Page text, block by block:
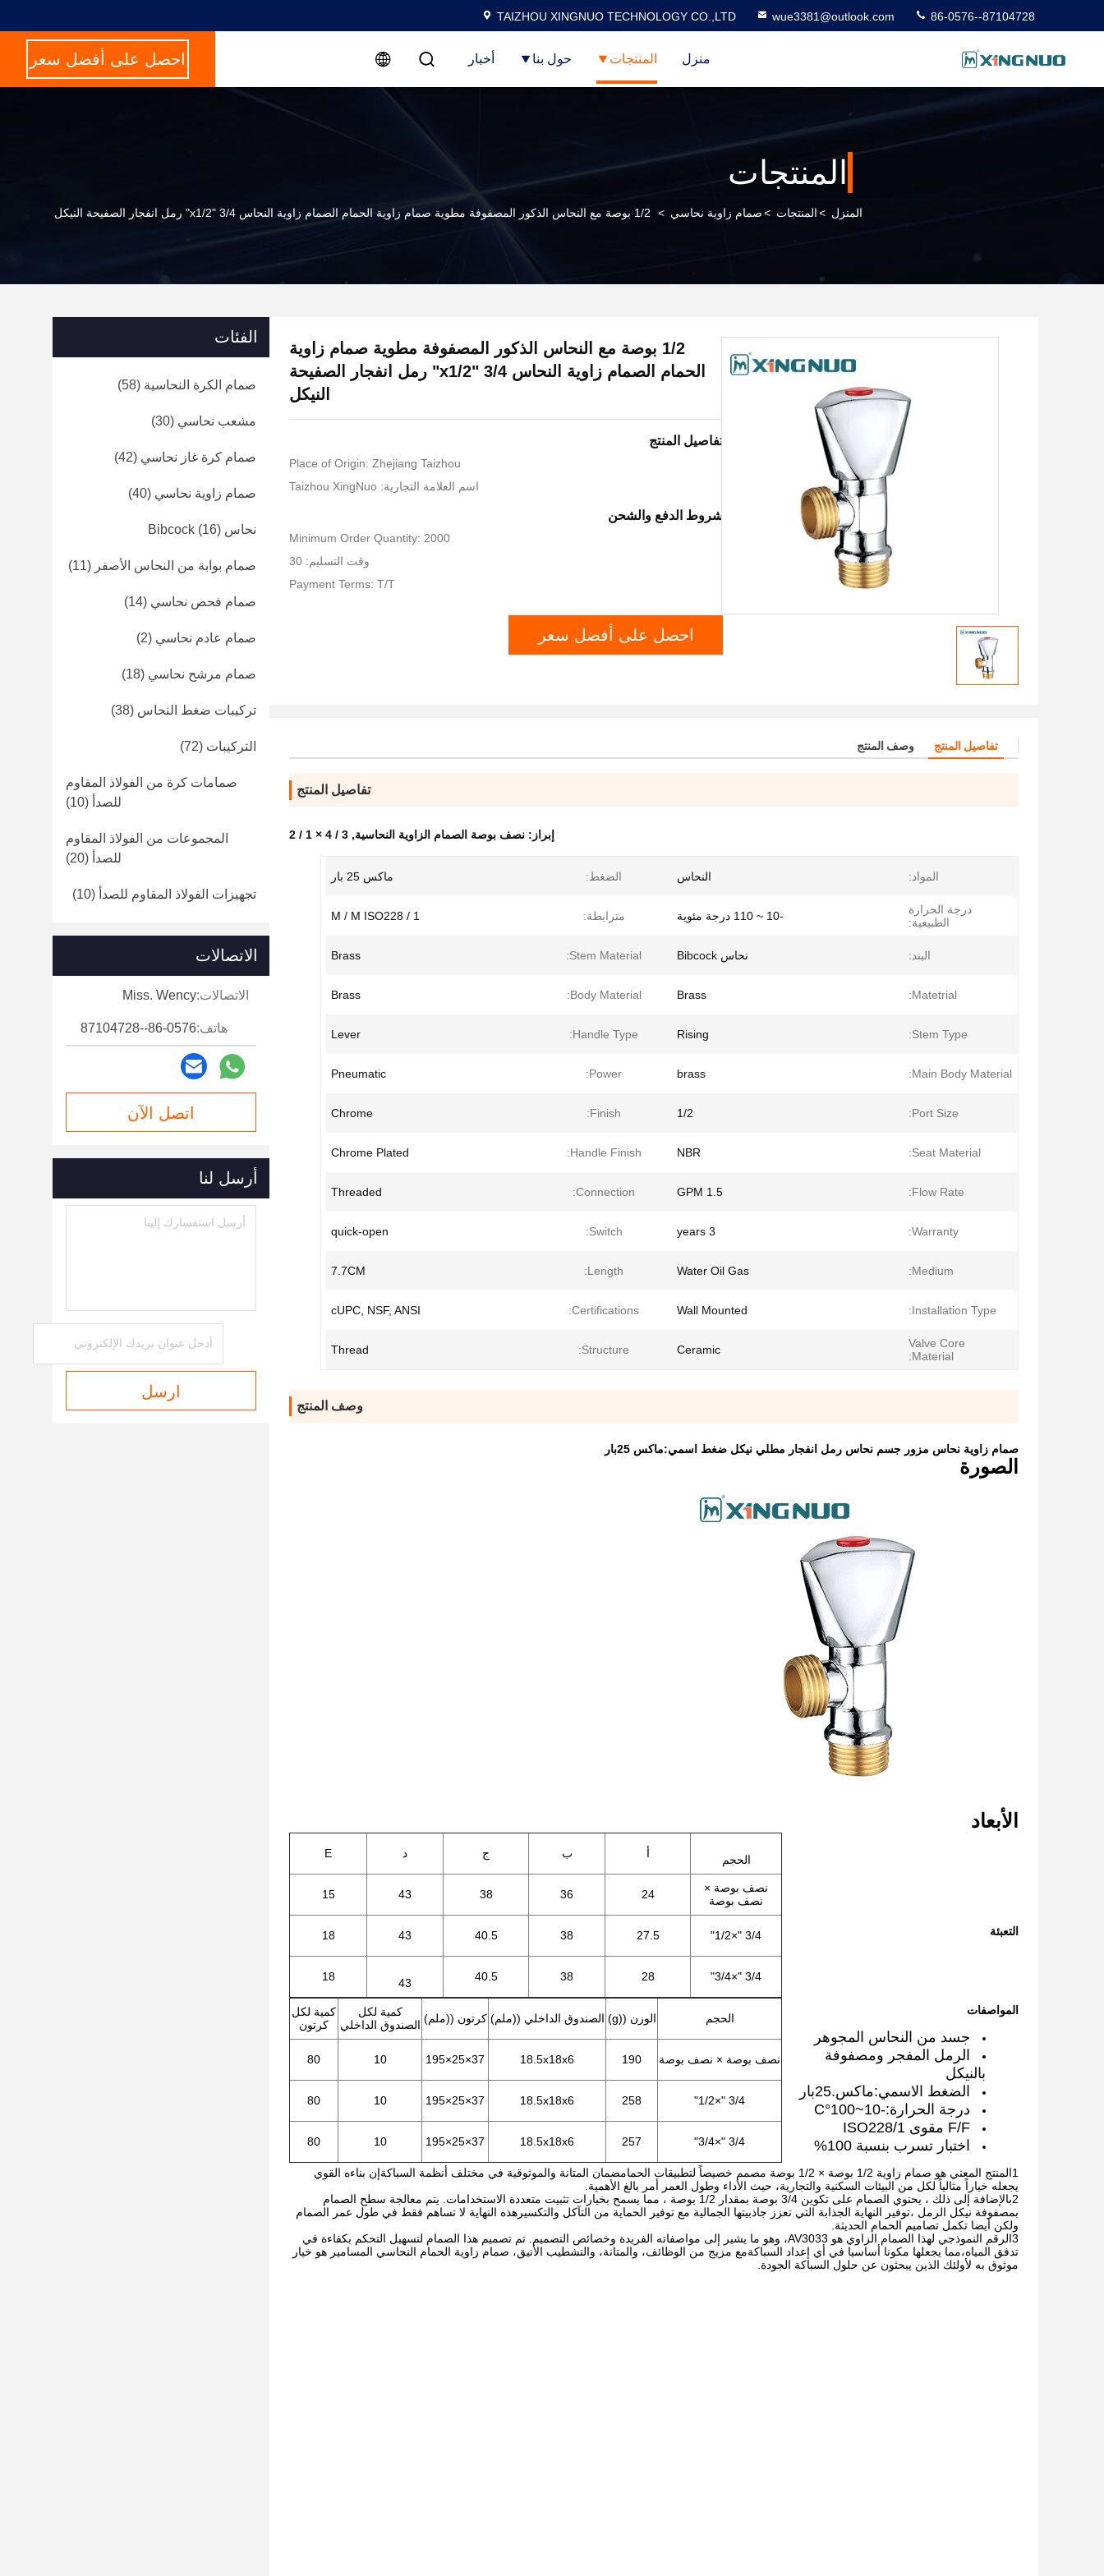
TAIZHOU XINGNUO TECHNOLOGY CO.,LTD wue3381@outlook.com 86-0576--87104728
منزل المنتجات حول بنا أخبار احصل على أفضل سعر
المنتجات
المنزل >المنتجات >صمام زاوية نحاسي > 1/2 بوصة مع النحاس الذكور المصفوفة مطوية صمام زاوية الحمام الصمام زاوية النحاس 3/4 "x1/2" رمل انفجار الصفيحة النيكل
1/2 بوصة مع النحاس الذكور المصفوفة مطوية صمام زاوية
الحمام الصمام زاوية النحاس 3/4 "x1/2" رمل انفجار الصفيحة
النيكل
تفاصيل المنتج
Place of Origin: Zhejiang Taizhou
اسم العلامة التجارية: Taizhou XingNuo
شروط الدفع والشحن
Minimum Order Quantity: 2000
وقت التسليم: 30
Payment Terms: T/T
احصل على أفضل سعر
تفاصيل المنتج وصف المنتج
تفاصيل المنتج
إبراز: نصف بوصة الصمام الزاوية النحاسية,
3 / 4 × 1 / 2
المواد: النحاس الضغط: ماكس 25 بار
درجة الحرارة
الطبيعية:
-10 ~ 110 درجة مئوية مترابطة: M / M ISO228 / 1
البند: نحاس Bibcock Stem Material:
Brass
Matetrial:
Brass
Body Material:
Brass
Stem Type:
Rising
Handle Type:
Lever
Main Body Material:
brass
Power:
Pneumatic
Port Size:
1/2
Finish:
Chrome
Seat Material:
NBR
Handle Finish:
Chrome Plated
Flow Rate:
1.5 GPM
Connection:
Threaded
Warranty:
3 years
Switch:
quick-open
Medium:
Water Oil Gas
Length:
7.7CM
Installation Type:
Wall Mounted
Certifications:
cUPC, NSF, ANSI
Valve Core
Material:
Ceramic
Structure:
Thread
وصف المنتج
صمام زاوية نحاس مزور جسم نحاس رمل انفجار مطلي نيكل ضغط اسمي:ماكس 25بار
الصورة
الأبعاد
الحجم أ ب ج د E
نصف بوصة ×
نصف بوصة
24
36
38
43
15
3/4 "×1/2"
27.5
38
40.5
43
18
3/4 "×3/4"
28
38
40.5
43
18
التعبئة
الحجم الوزن ((g) الصندوق الداخلي ((ملم) كرتون ((ملم)
كمية لكل
الصندوق الداخلي
كمية لكل
كرتون
نصف بوصة × نصف بوصة 190
18.5x18x6
37×25×195
10
80
3/4 "×1/2"
258
18.5x18x6
37×25×195
10
80
3/4 "×3/4"
257
18.5x18x6
37×25×195
10
80
المواصفات
جسد من النحاس المجوهر
الرمل المفجر ومصفوفة
بالنيكل
الضغط الاسمي:ماكس.25بار
درجة الحرارة:-10~100°C
F/F مقوى ISO228/1
اختبار تسرب بنسبة 100%
1المنتج المعني هو صمام زاوية 1/2 بوصة × 1/2 بوصة مصمم خصيصاً لتطبيقات الحمامضمان المتانة والموثوقية في مختلف أنظمة السباكةإن بناءه القوي
يجعله خياراً مثالياً لكل من البيئات السكنية والتجارية، حيث الأداء وطول العمر أمر بالغ الأهمية.
2بالإضافة إلى ذلك ، يحتوي الصمام على تكوين 3/4 بوصة بمقدار 1/2 بوصة ، مما يسمح بخيارات تثبيت متعددة الاستخدامات. يتم معالجة سطح الصمام
بمصفوفة نيكل الرمل ،توفير النهاية الجذابة التي تعزز جاذبيتها الجمالية مع توفير الحماية من التآكل والتكسيرهذه النهاية لا تساهم فقط في طول عمر الصمام
ولكن أيضا تكمل تصاميم الحمام الحديثة.
3الرقم النموذجي لهذا الصمام الزاوي هو AV3033، وهو ما يشير إلى مواصفاته الفريدة وخصائص التصميم. تم تصميم هذا الصمام لتسهيل التحكم بكفاءة في
تدفق المياه،مما يجعلها مكونا أساسيا في أي إعداد السباكةمع مزيج من الوظائف، والمتانة، والتشطيب الأنيق، صمام زاوية الحمام النحاسي المسامير هو خيار
موثوق به لأولئك الذين يبحثون عن حلول السباكة الجودة.
الفئات
صمام الكرة النحاسية (58)
مشعب نحاسي (30)
صمام كرة غاز نحاسي (42)
صمام زاوية نحاسي (40)
نحاس Bibcock (16)
صمام بوابة من النحاس الأصفر (11)
صمام فحص نحاسي (14)
صمام عادم نحاسي (2)
صمام مرشح نحاسي (18)
تركيبات ضغط النحاس (38)
التركيبات (72)
صمامات كرة من الفولاذ المقاوم
للصدأ (10)
المجموعات من الفولاذ المقاوم
للصدأ (20)
تجهيزات الفولاذ المقاوم للصدأ (10)
الاتصالات
الاتصالات:Miss. Wency
هاتف:86-0576--87104728
اتصل الآن
أرسل لنا
ارسل